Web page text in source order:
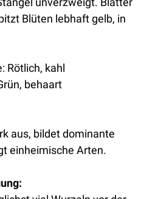
Blüten lebhaft gelb, in
Rötlich, kahl
behaart
aus, bildet dominante
einheimische Arten.